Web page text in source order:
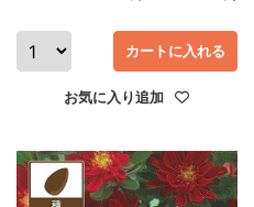
カートに入れる
お気に入り追加